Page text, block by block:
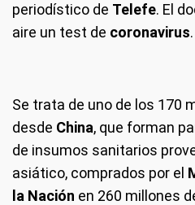
periodístico de Telefe. El
aire un test de coronavirus.
Se trata de uno de los 170
desde China, que forman
de insumos sanitarios
asiático, comprados por el
la Nación en 260 millones